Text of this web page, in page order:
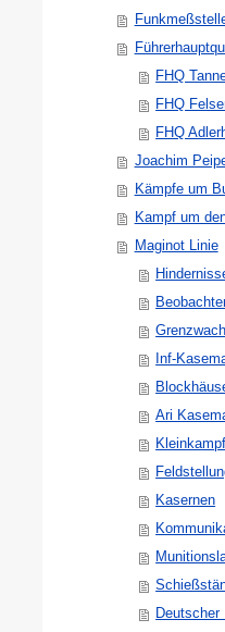
FHQ
FHQ
FHQ
Joachim
Kämpfe um
Kampf um
Maginot Linie
Inf-
Ari
Kasernen
Deutscher